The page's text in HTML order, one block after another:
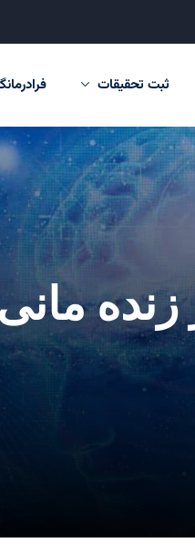
ثبت تحقیقات
زنده